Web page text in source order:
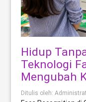
Hidup
Teknologi
Mengubah
Ditulis oleh: